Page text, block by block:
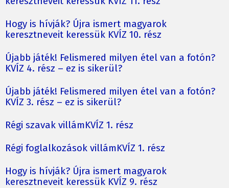
Hogy is hívják? Újra ismert magyarok
keresztneveit keressük KVÍZ 10. rész
Újabb játék! Felismered milyen étel van a fotón?
KVÍZ 4. rész – ez is sikerül?
Újabb játék! Felismered milyen étel van a fotón?
KVÍZ 3. rész – ez is sikerül?
Régi szavak villámKVÍZ 1. rész
Régi foglalkozások villámKVÍZ 1. rész
Hogy is hívják? Újra ismert magyarok
keresztneveit keressük KVÍZ 9. rész